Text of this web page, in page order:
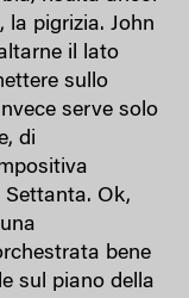
la pigrizia. John
il lato
sullo
serve solo
di
Settanta. Ok,
bene
sul piano della